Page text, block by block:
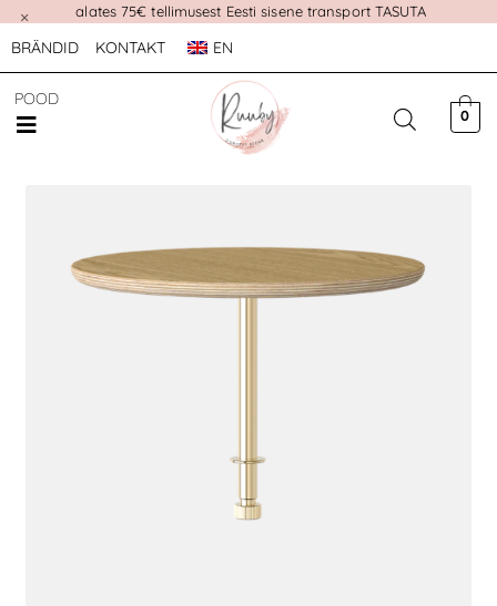
alates 75€ tellimusest Eesti sisene transport TASUTA
×
BRÄNDID KONTAKT EN
POOD
0